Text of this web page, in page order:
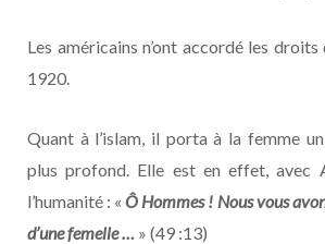
Les américains n’ont accordé les droits
1920.
Quant à l’islam, il porta à la femme
plus profond. Elle est en effet, avec
l’humanité : «Ô Hommes ! Nous vous
d’une femelle … » (49 :13)